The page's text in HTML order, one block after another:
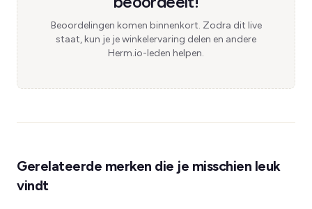
Beoordelingen komen binnenkort. Zodra dit live
staat, kun je je winkelervaring delen en andere
Herm.io-leden helpen.
Gerelateerde merken die je misschien leuk
vindt